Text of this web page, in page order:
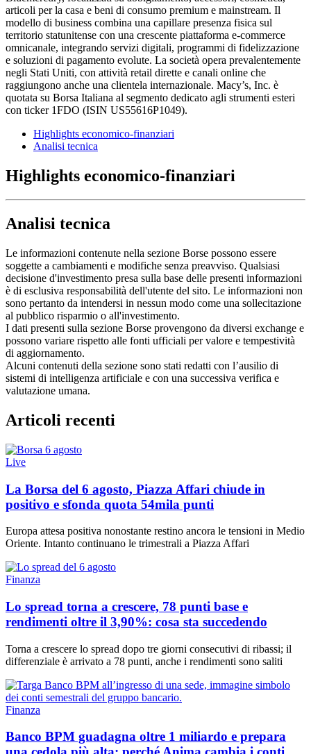
articoli per la casa e beni di consumo premium e mainstream. Il
modello di business combina una capillare presenza fisica sul
territorio statunitense con una crescente piattaforma e-commerce
omnicanale, integrando servizi digitali, programmi di fidelizzazione
e soluzioni di pagamento evolute. La società opera prevalentemente
negli Stati Uniti, con attività retail dirette e canali online che
raggiungono anche una clientela internazionale. Macy’s, Inc. è
quotata su Borsa Italiana al segmento dedicato agli strumenti esteri
con ticker 1FDO (ISIN US55616P1049).
Highlights economico-finanziari
Analisi tecnica
Highlights economico-finanziari
Analisi tecnica
Le informazioni contenute nella sezione Borse possono essere
soggette a cambiamenti e modifiche senza preavviso. Qualsiasi
decisione d'investimento presa sulla base delle presenti informazioni
è di esclusiva responsabilità dell'utente del sito. Le informazioni non
sono pertanto da intendersi in nessun modo come una sollecitazione
al pubblico risparmio o all'investimento.
I dati presenti sulla sezione Borse provengono da diversi exchange e
possono variare rispetto alle fonti ufficiali per valore e tempestività
di aggiornamento.
Alcuni contenuti della sezione sono stati redatti con l’ausilio di
sistemi di intelligenza artificiale e con una successiva verifica e
valutazione umana.
Articoli recenti
Live
La Borsa del 6 agosto, Piazza Affari chiude in
positivo e sfonda quota 54mila punti
Europa attesa positiva nonostante restino ancora le tensioni in Medio
Oriente. Intanto continuano le trimestrali a Piazza Affari
Finanza
Lo spread torna a crescere, 78 punti base e
rendimenti oltre il 3,90%: cosa sta succedendo
Torna a crescere lo spread dopo tre giorni consecutivi di ribassi; il
differenziale è arrivato a 78 punti, anche i rendimenti sono saliti
Finanza
Banco BPM guadagna oltre 1 miliardo e prepara